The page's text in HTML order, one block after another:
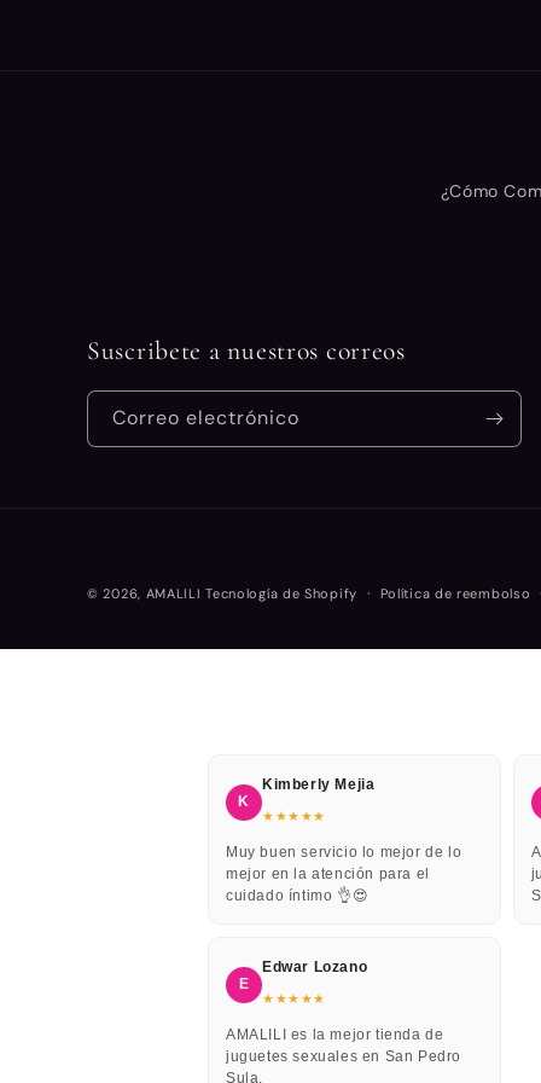
¿Cómo
Suscribete a nuestros correos
Correo electrónico
© 2026, AMALILI Tecnología de Shopify Política de reembolso
K
Kimberly Mejia
★★★★★
Muy buen servicio lo mejor de lo
mejor en la atención para el
cuidado íntimo 👌😍
E
Edwar Lozano
★★★★★
AMALILI es la mejor tienda de
juguetes sexuales en San Pedro
Sula.